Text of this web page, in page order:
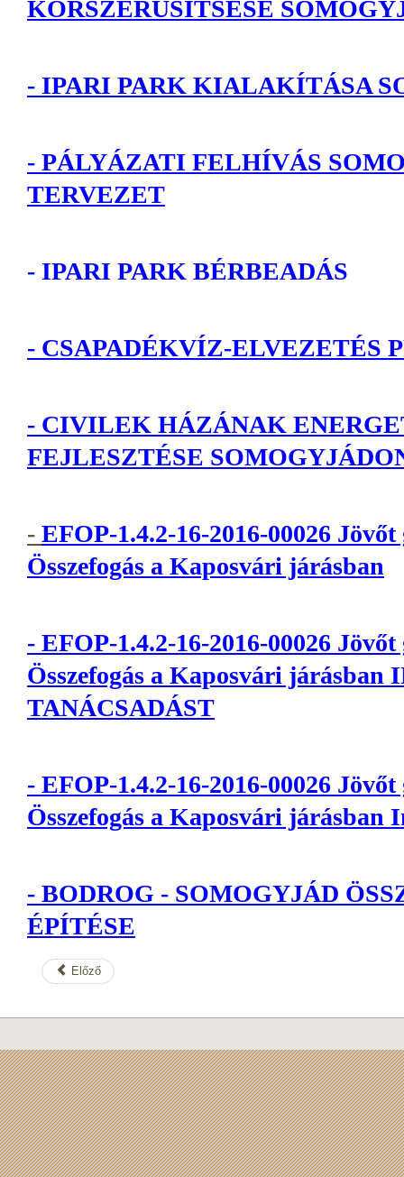
KORSZERŰSÍTSÉSE
- IPARI PARK KIALAKÍTÁSA
- PÁLYÁZATI FELHÍVÁS
TERVEZET
- IPARI PARK BÉRBEADÁS
- CSAPADÉKVÍZ-ELVEZETÉS
- CIVILEK HÁZÁNAK
FEJLESZTÉSE
- EFOP-1.4.2-16-2016-00026
Összefogás a Kaposvári járásban
- EFOP-1.4.2-16-2016-00026
Összefogás a Kaposvári járásban
TANÁCSADÁST
- EFOP-1.4.2-16-2016-00026
Összefogás a Kaposvári járásban
- BODROG - SOMOGYJÁD
ÉPÍTÉSE
Előző